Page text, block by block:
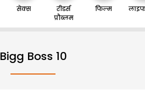
सेक्स
रीडर्स
प्रौब्लम
फिल्म
Bigg Boss 10